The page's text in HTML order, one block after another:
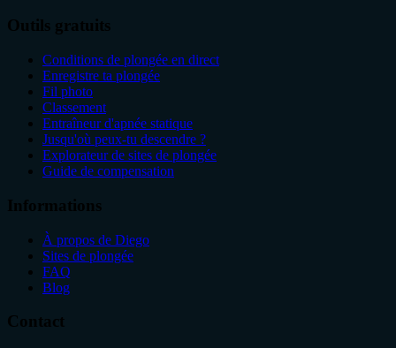
Outils gratuits
Conditions de plongée en direct
Enregistre ta plongée
Fil photo
Classement
Entraîneur d'apnée statique
Jusqu'où peux-tu descendre ?
Explorateur de sites de plongée
Guide de compensation
Informations
À propos de Diego
Sites de plongée
FAQ
Blog
Contact